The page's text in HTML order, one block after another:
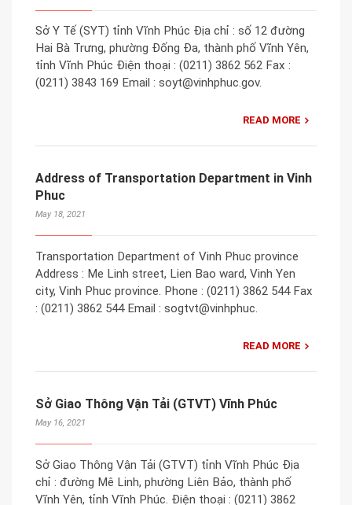
Sở Y Tế (SYT) tỉnh Vĩnh Phúc Địa chỉ : số 12 đường
Hai Bà Trưng, phường Đống Đa, thành phố Vĩnh Yên,
tỉnh Vĩnh Phúc Điện thoại : (0211) 3862 562 Fax :
(0211) 3843 169 Email : soyt@vinhphuc.gov.
READ MORE
Address of Transportation Department in Vinh
Phuc
May 18, 2021
Transportation Department of Vinh Phuc province
Address : Me Linh street, Lien Bao ward, Vinh Yen
city, Vinh Phuc province. Phone : (0211) 3862 544 Fax
: (0211) 3862 544 Email : sogtvt@vinhphuc.
READ MORE
Sở Giao Thông Vận Tải (GTVT) Vĩnh Phúc
May 16, 2021
Sở Giao Thông Vận Tải (GTVT) tỉnh Vĩnh Phúc Địa
chỉ : đường Mê Linh, phường Liên Bảo, thành phố
Vĩnh Yên, tỉnh Vĩnh Phúc. Điện thoại : (0211) 3862